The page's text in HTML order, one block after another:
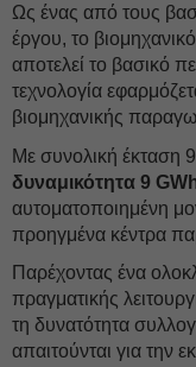
Ως ένας από τους
έργου, το
αποτελεί το βασικό
τεχνολογία
βιομηχανικής
Με συνολική έκταση
δυναμικότητα 9
αυτοματοποιημένη
προηγμένα κέντρα
Παρέχοντας ένα
πραγματικής
τη δυνατότητα
απαιτούνται για την